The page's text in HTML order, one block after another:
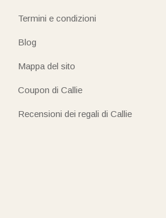
Termini e condizioni
Blog
Mappa del sito
Coupon di Callie
Recensioni dei regali di Callie